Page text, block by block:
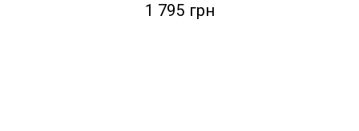
1 795 грн